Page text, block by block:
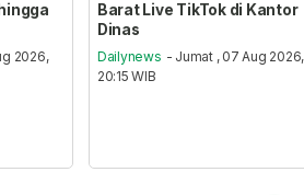
2026,
Barat Live TikTok di Kantor
Dinas
Dailynews - Jumat , 07 Aug 2026,
20:15 WIB